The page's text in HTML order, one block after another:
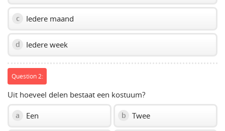
c Iedere maand
d Iedere week
Question 2:
Uit hoeveel delen bestaat een kostuum?
a Een b Twee